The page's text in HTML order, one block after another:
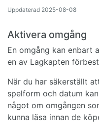
Uppdaterad 2025-08-08
Aktivera omgång
En omgång kan enbart
en av Lagkapten
När du har säkerställt
spelform och datum
något om omgången
kunna läsa innan de